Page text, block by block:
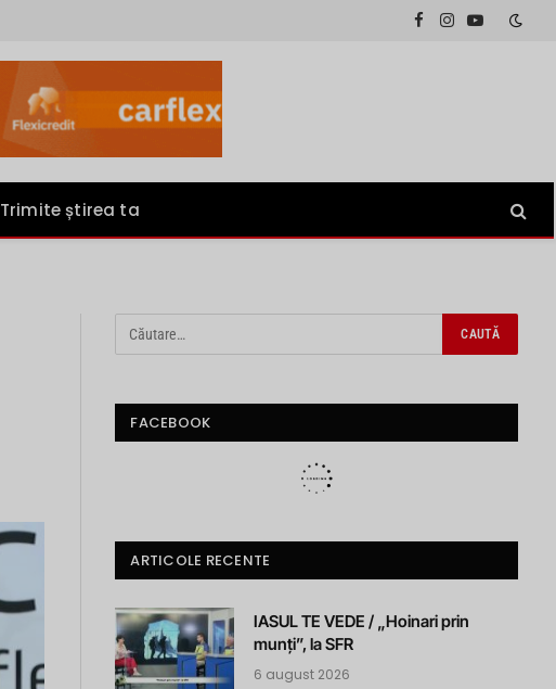
Facebook
InstagramYouTube
Trimite știrea ta
FACEBOOK
ARTICOLE RECENTE
IASUL TE VEDE / „Hoinari prin
munți”, la SFR
6 august 2026